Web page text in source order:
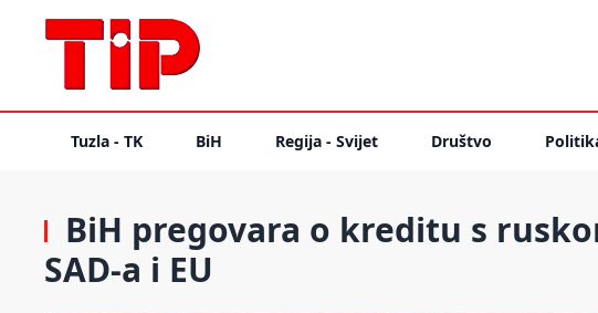
Tuzla - TK BiH Regija - Svijet Društvo
BiH pregovara o kreditu s
SAD-a i EU